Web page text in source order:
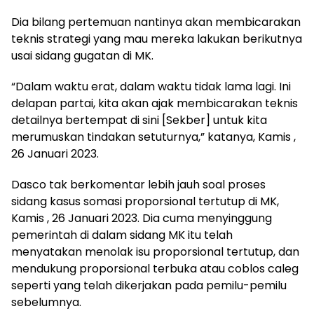
Dia bilang pertemuan nantinya akan membicarakan
teknis strategi yang mau mereka lakukan berikutnya
usai sidang gugatan di MK.
“Dalam waktu erat, dalam waktu tidak lama lagi. Ini
delapan partai, kita akan ajak membicarakan teknis
detailnya bertempat di sini [Sekber] untuk kita
merumuskan tindakan setuturnya,” katanya, Kamis ,
26 Januari 2023.
Dasco tak berkomentar lebih jauh soal proses
sidang kasus somasi proporsional tertutup di MK,
Kamis , 26 Januari 2023. Dia cuma menyinggung
pemerintah di dalam sidang MK itu telah
menyatakan menolak isu proporsional tertutup, dan
mendukung proporsional terbuka atau coblos caleg
seperti yang telah dikerjakan pada pemilu-pemilu
sebelumnya.